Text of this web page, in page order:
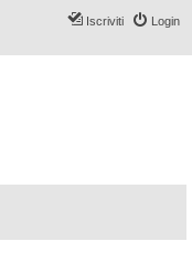
Login
Iscriviti